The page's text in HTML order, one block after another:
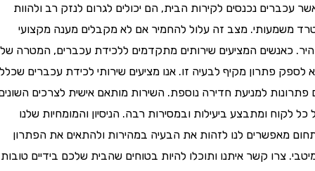
עכברים נכנסים לקירות הבית, הם יכולים לגרום לנזק רב ולהוות
משמעותי. מצב זה עלול להחמיר אם לא מקבלים מענה מקצועי
כאנשים המציעים שירותים מתקדמים ללכידת עכברים, המטרה שלנו
פתרון מקיף לבעיה זו. אנו מציעים שירותי לכידת עכברים שכללו
למניעת חדירה נוספת. השירות מותאם אישית לצרכים השונים
לקוח ומתבצע ביעילות ובמסירות רבה. הניסיון והמומחיות שלנו
מאפשרים לנו לזהות את הבעיה במהירות ולהתאים את הפתרון
צרו קשר איתנו ותוכלו להיות בטוחים שהבית שלכם בידיים טובות.